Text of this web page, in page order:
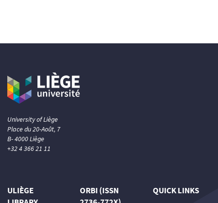
University of Liège
Place du 20-Août, 7
B- 4000 Liège
+32 4 366 21 11
ULIÈGE
ORBI (ISSN
QUICK LINKS